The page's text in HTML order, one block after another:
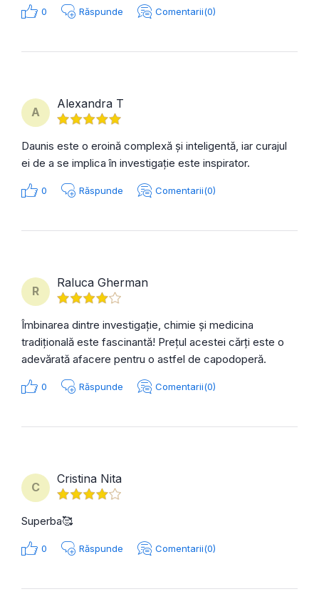
0 Răspunde Comentarii(0)
A
Alexandra T
Daunis este o eroină complexă și inteligentă, iar curajul
ei de a se implica în investigație este inspirator.
0 Răspunde Comentarii(0)
R
Raluca Gherman
Îmbinarea dintre investigație, chimie și medicina
tradițională este fascinantă! Prețul acestei cărți este o
adevărată afacere pentru o astfel de capodoperă.
0 Răspunde Comentarii(0)
C
Cristina Nita
Superba🥰
0 Răspunde Comentarii(0)